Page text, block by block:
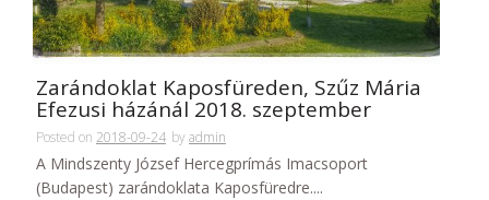
Zarándoklat Kaposfüreden, Szűz Mária
Efezusi házánál 2018. szeptember
Posted on 2018-09-24 byadmin
A Mindszenty József Hercegprímás Imacsoport
(Budapest) zarándoklata Kaposfüredre....